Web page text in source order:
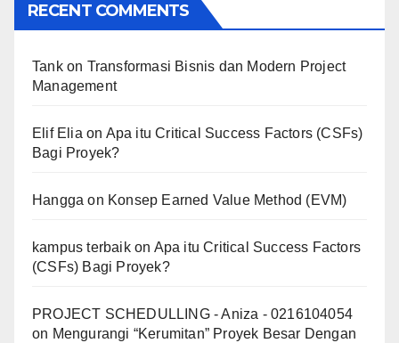
RECENT COMMENTS
Tankon Transformasi Bisnis dan Modern Project
Management
Elif Elia on Apa itu Critical Success Factors (CSFs)
Bagi Proyek?
Hangga on Konsep Earned Value Method (EVM)
kampus terbaikon Apa itu Critical Success Factors
(CSFs) Bagi Proyek?
PROJECT SCHEDULLING - Aniza - 0216104054
on Mengurangi “Kerumitan” Proyek Besar Dengan